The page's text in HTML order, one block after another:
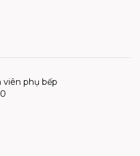
viên phụ bếp